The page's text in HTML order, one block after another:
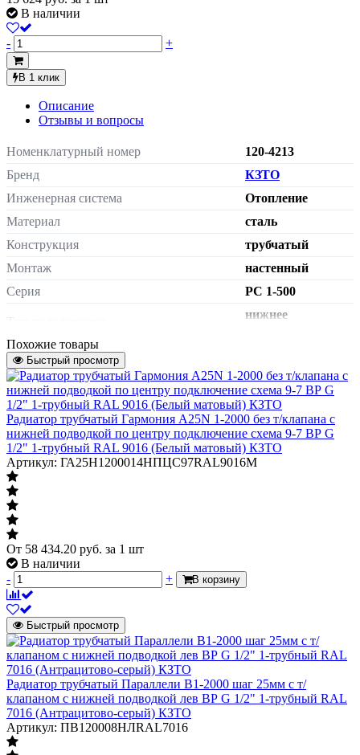
В наличии
- +
В 1 клик
Описание
Отзывы и вопросы
Номенклатурный номер
120-4213
Бренд
КЗТО
Инженерная система
Отопление
Материал
сталь
Конструкция
трубчатый
Монтаж
настенный
Серия
РС 1-500
Тип подключения
нижнее
Сторона подключения
Подключение к системе отопления
внутренняя
резьба G 1/2"
Терморегулятор
с
термостатическим
клапаном
Присоединение термостатического
элемента
Крепеж
Количество труб в одной секции
1
Цвет
Давление рабочее
Масса нетто
8.64 кг
Страна происхождения
Россия
Количество секций
16 секций
Похожие товары
Быстрый просмотр
Радиатор трубчатый Гармония А25N 1-2000 без т/клапана с
нижней подводкой по центру подключение схема 9-7 ВР G
1/2" 1-трубный RAL 9016 (Белый матовый) КЗТО
Артикул: ГА25Н1200014НПЦС97RAL9016M
От 58 434.20 руб. за 1 шт
В наличии
-
+ В корзину
Быстрый просмотр
Радиатор трубчатый Параллели В1-2000 шаг 25мм с т/
клапаном с нижней подводкой лев ВР G 1/2" 1-трубный RAL
7016 (Антрацитово-серый) КЗТО
Артикул: ПВ120008НЛRAL7016